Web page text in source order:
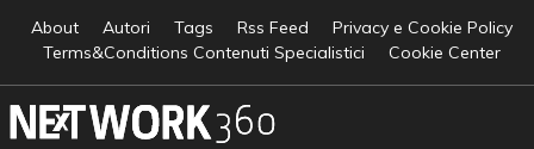
About Autori Tags Rss Feed
Privacy e Cookie Policy
Terms&Conditions Contenuti Specialistici
Cookie Center